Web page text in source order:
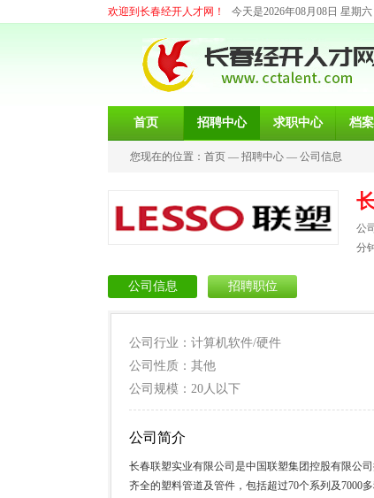
欢迎到长春经开人才网！ 今天是2026年08月08日 星期六
首页 招聘中心 求职中心 档
您现在的位置： 首页 — 招聘中心 — 公司信息
公
分
公司信息 招聘职位
公司行业：计算机软件/硬件
公司性质：其他
公司规模：20人以下
公司简介
长春联塑实业有限公司是中国联塑集团控股有限公
齐全的塑料管道及管件，包括超过70个系列及7000